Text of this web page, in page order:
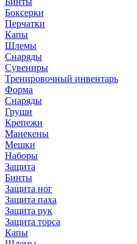
Боксерки
Перчатки
Капы
Шлемы
Снаряды
Сувениры
Тренировочный инвентарь
Форма
Снаряды
Груши
Крепежи
Манекены
Мешки
Наборы
Защита
Бинты
Защита ног
Защита паха
Защита рук
Защита торса
Капы